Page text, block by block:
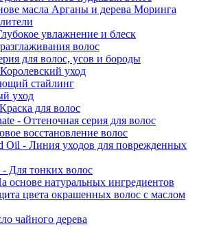
масла Арганы и дерева Моринга
увлажнение и блеск
волос
для волос, усов и бороды
уход
стайлинг
уход
для волос
- Оттеночная серия для волос
восстановление волос
Oil - Линия уходов для поврежденных
Для тонких волос
основе натуральных ингредиентов
цвета окрашенных волос с маслом
чайного дерева